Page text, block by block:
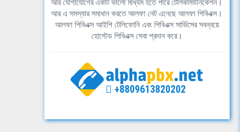
আর যোগাযোগের একটি ভালো মাধ্যম হতে পারে টেলিকমিউনিকেশন।
আর এ সমস্যার সমাধান করতে আলফা নেট এনেছে আলফা পিবিএক্স।
আলফা পিবিএক্স আইপি টেলিফোনি এবং পিবিএক্স সার্ভিসের সবন্বয়ে
হোস্টেড পিবিএক্স সেবা প্রদান করে।
+8809613820202